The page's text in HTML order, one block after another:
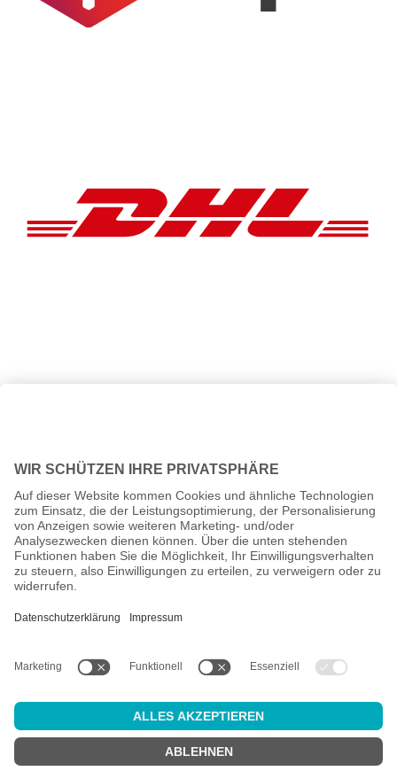
ggf. Nachnahmegebühren, wenn nicht anders angegeben.
Altersprüfung
Achtung:um diesen Onlineshop zu nutzen, müssen Siemindestens